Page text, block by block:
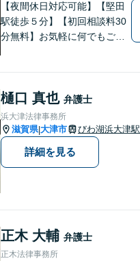
【夜間休日対応可能】【堅田
駅徒歩５分】【初回相談料30
分無料】お気軽に何でもご相
樋口 真也 弁護士
浜大津法律事務所
滋賀県|大津市 びわ湖浜大津駅
詳細を見る
正木 大輔 弁護士
正木法律事務所